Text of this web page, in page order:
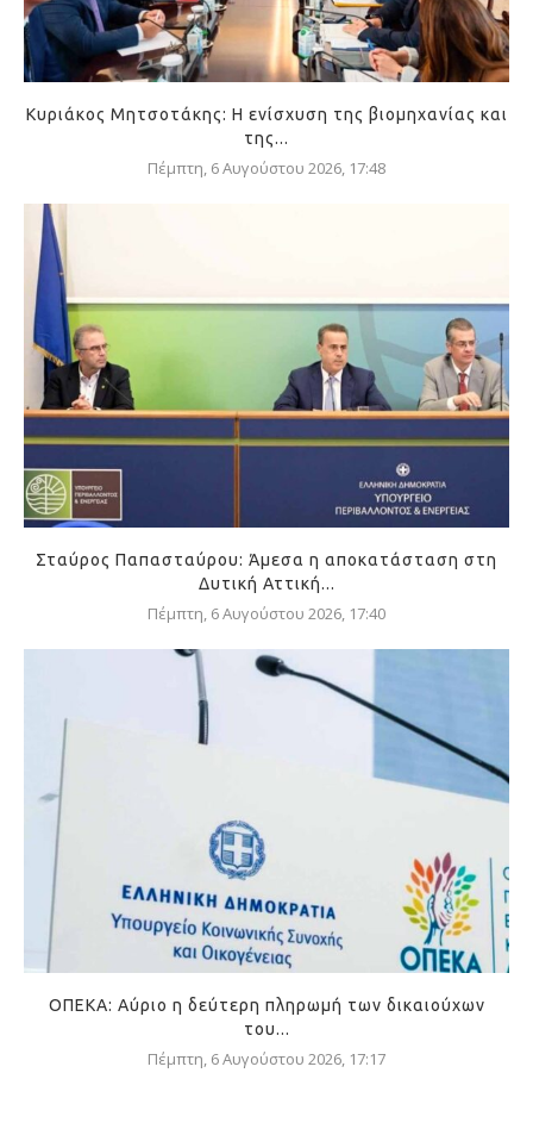
Κυριάκος Μητσοτάκης: Η ενίσχυση της βιομηχανίας και
της...
Πέμπτη, 6 Αυγούστου 2026, 17:48
Σταύρος Παπασταύρου: Άμεσα η αποκατάσταση στη
Δυτική Αττική...
Πέμπτη, 6 Αυγούστου 2026, 17:40
ΟΠΕΚΑ: Αύριο η δεύτερη πληρωμή των δικαιούχων
του...
Πέμπτη, 6 Αυγούστου 2026, 17:17